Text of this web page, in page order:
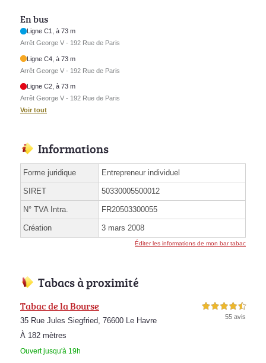
En bus
Ligne C1, à 73 m
Arrêt George V - 192 Rue de Paris
Ligne C4, à 73 m
Arrêt George V - 192 Rue de Paris
Ligne C2, à 73 m
Arrêt George V - 192 Rue de Paris
Voir tout
Informations
Forme juridique Entrepreneur individuel
SIRET 50330005500012
N° TVA Intra. FR20503300055
Création 3 mars 2008
Éditer les informations de mon bar tabac
Tabacs à proximité
Tabac de la Bourse
35 Rue Jules Siegfried, 76600 Le Havre
À 182 mètres
Ouvert jusqu'à 19h
4,5 étoiles sur 5
55 avis